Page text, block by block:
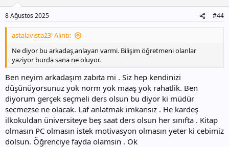
8 Ağustos 2025 #44
astalavista23' Alıntı:
Ne diyor bu arkadaş,anlayan varmi. Bilişim öğretmeni olanlar
yaziyor burda sana ne oluyor.
Ben neyim arkadaşım zabıta mi . Siz hep kendinizi
düşünüyorsunuz yok norm yok maaş yok rahatlik. Ben
diyorum gerçek seçmeli ders olsun bu diyor ki müdür
secmezse ne olacak. Laf anlatmak imkansız . He kardeş
ilkokuldan üniversiteye beş saat ders olsun her sınıfta . Kitap
olmasın PC olmasın istek motivasyon olmasın yeter ki cebimiz
dolsun. Öğrenciye fayda olamsin . Ok